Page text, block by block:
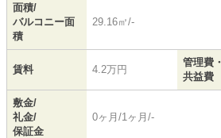
面積/
バルコニー面
積
29.16㎡/-
賃料 4.2万円
管理費・
共益費
敷金/
礼金/
保証金
0ヶ月/1ヶ月/-